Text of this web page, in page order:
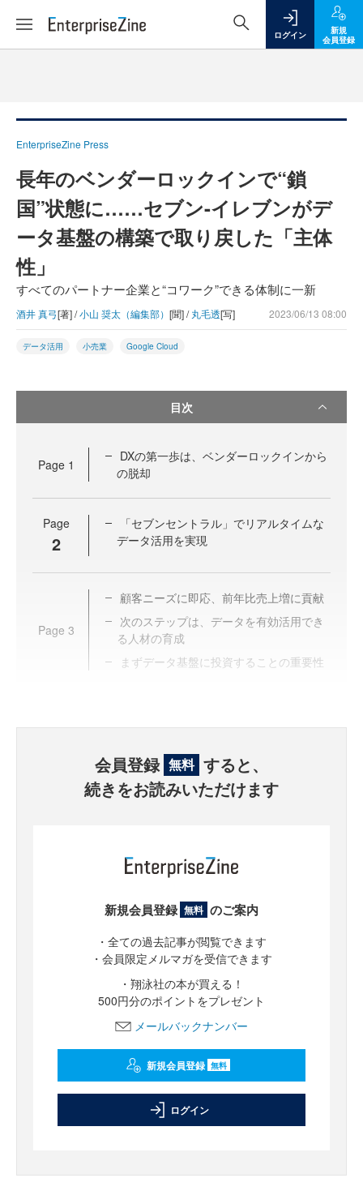
ログイン
新規
会員登録
EnterpriseZine Press
長年のベンダーロックインで“鎖
国”状態に……セブン-イレブンがデ
ータ基盤の構築で取り戻した「主体
性」
すべてのパートナー企業と“コワーク”できる体制に一新
酒井 真弓[著] /小山 奨太（編集部） [聞] /丸毛透[写] 2023/06/13 08:00
データ活用 小売業 Google Cloud
目次
Page 1
DXの第一歩は、ベンダーロックインから
の脱却
Page
2
「セブンセントラル」でリアルタイムな
データ活用を実現
Page 3
顧客ニーズに即応、前年比売上増に貢献
次のステップは、データを有効活用でき
る人材の育成
まずデータ基盤に投資することの重要性
会員登録 無料 すると、
続きをお読みいただけます
新規会員登録 無料 のご案内
・全ての過去記事が閲覧できます
・会員限定メルマガを受信できます
・翔泳社の本が買える！
500円分のポイントをプレゼント
メールバックナンバー
新規会員登録 無料
ログイン